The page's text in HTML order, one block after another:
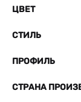
ЦВЕТ
СТИЛЬ
ПРОФИЛЬ
СТРАНА